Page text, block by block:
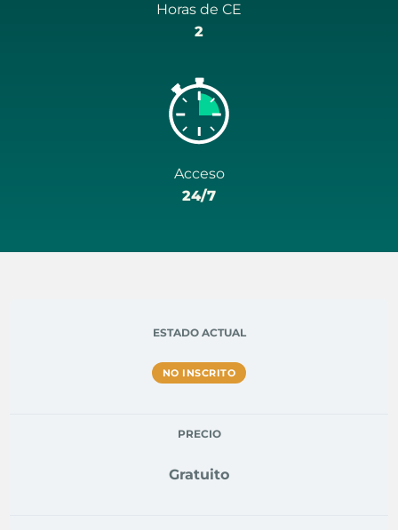
Horas de CE
2
Acceso
24/7
ESTADO ACTUAL
NO INSCRITO
PRECIO
Gratuito